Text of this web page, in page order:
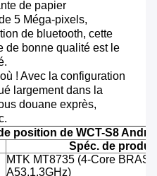
de papier
5 Méga-pixels,
de bluetooth, cette
de bonne qualité est le
! Avec la configuration
largement dans la
douane exprès,
position de WCT-S8
Spéc. de produit
MTK MT8735 (4-Core BRAS
A53,1.3GHz)